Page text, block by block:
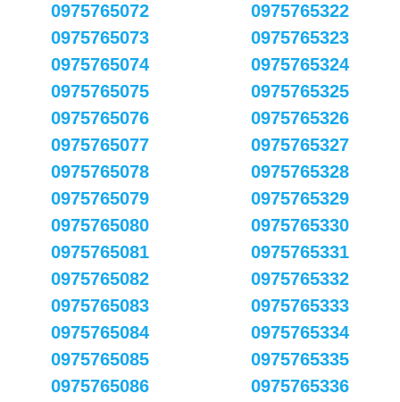
0975765072
0975765073
0975765074
0975765075
0975765076
0975765077
0975765078
0975765079
0975765080
0975765081
0975765082
0975765083
0975765084
0975765085
0975765086
0975765322
0975765323
0975765324
0975765325
0975765326
0975765327
0975765328
0975765329
0975765330
0975765331
0975765332
0975765333
0975765334
0975765335
0975765336